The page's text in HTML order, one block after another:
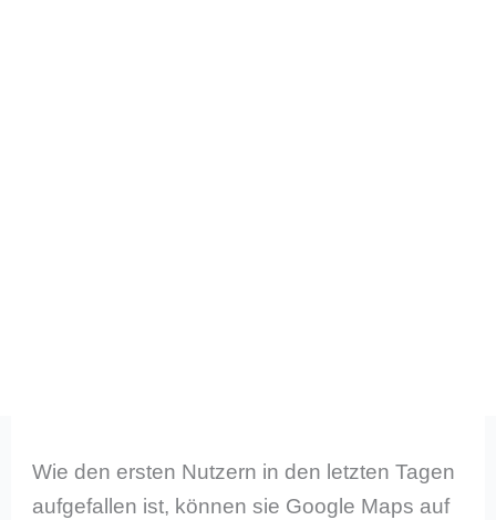
Wie den ersten Nutzern in den letzten Tagen
aufgefallen ist, können sie Google Maps auf